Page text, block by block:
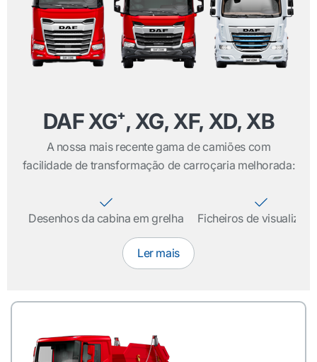
DAF XG⁺, XG, XF, XD, XB
A nossa mais recente gama de camiões com
facilidade de transformação de carroçaria melhorada:
Desenhos da cabina em grelha Ficheiros de
Ler mais